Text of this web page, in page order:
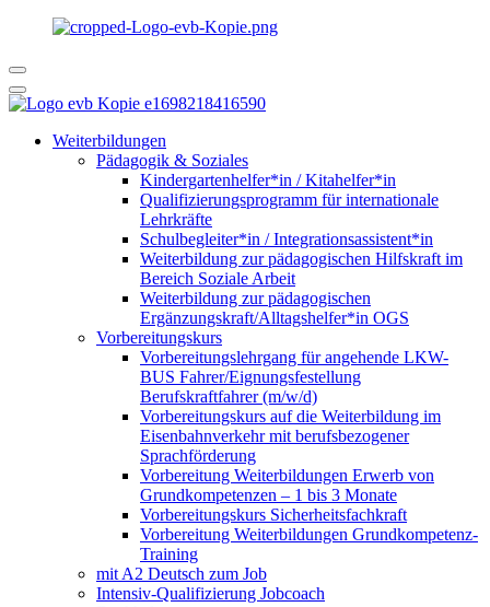
Weiterbildungen
Pädagogik & Soziales
Kindergartenhelfer*in / Kitahelfer*in
Qualifizierungsprogramm für internationale
Lehrkräfte
Schulbegleiter*in / Integrationsassistent*in
Weiterbildung zur pädagogischen Hilfskraft im
Bereich Soziale Arbeit
Weiterbildung zur pädagogischen
Ergänzungskraft/Alltagshelfer*in OGS
Vorbereitungskurs
Vorbereitungslehrgang für angehende LKW-
BUS Fahrer/Eignungsfestellung
Berufskraftfahrer (m/w/d)
Vorbereitungskurs auf die Weiterbildung im
Eisenbahnverkehr mit berufsbezogener
Sprachförderung
Vorbereitung Weiterbildungen Erwerb von
Grundkompetenzen – 1 bis 3 Monate
Vorbereitungskurs Sicherheitsfachkraft
Vorbereitung Weiterbildungen Grundkompetenz-
Training
mit A2 Deutsch zum Job
Intensiv-Qualifizierung Jobcoach